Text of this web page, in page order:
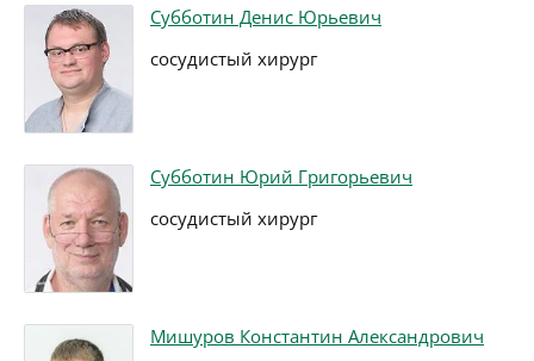
Субботин Денис Юрьевич
сосудистый хирург
Субботин Юрий Григорьевич
сосудистый хирург
Мишуров Константин Александрович